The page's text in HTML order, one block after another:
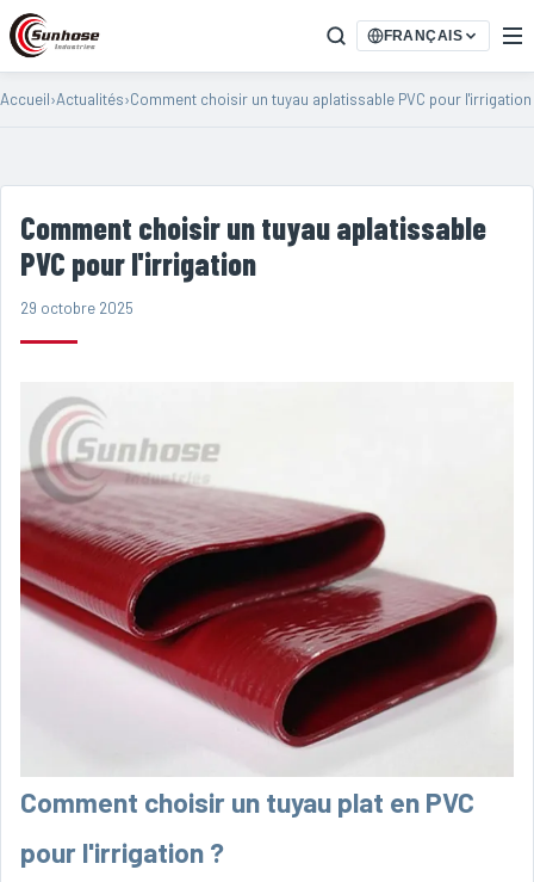
FRANÇAIS
Accueil›Actualités›Comment choisir un tuyau aplatissable PVC pour l'irrigation
Comment choisir un tuyau aplatissable
PVC pour l'irrigation
29 octobre 2025
Comment choisir un tuyau plat en PVC
pour l'irrigation ?